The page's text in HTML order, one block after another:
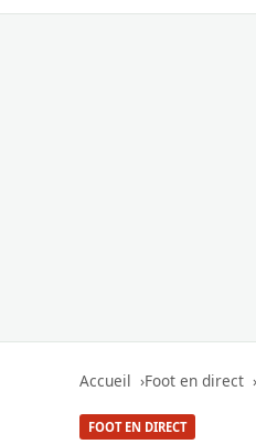
Accueil Foot en direct
FOOT EN DIRECT